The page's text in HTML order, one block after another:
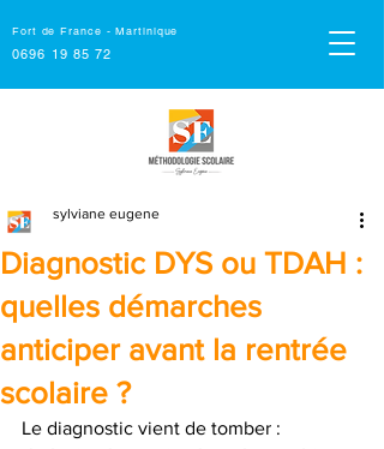
Fort de France - Martinique
0696 19 85 72
Diagnostic DYS ou TDAH :
quelles démarches
anticiper avant la rentrée
scolaire ?
sylviane eugene
Le diagnostic vient de tomber :